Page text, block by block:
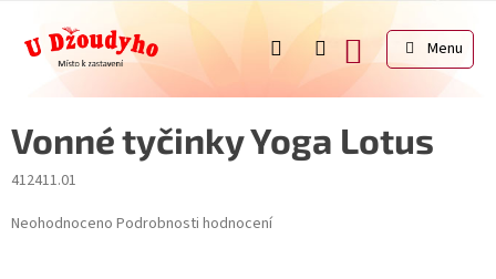
obsah
NÁKUPNÍ
KOŠÍK
Vonné tyčinky Yoga Lotus
412411.01
Průměrné
Neohodnoceno Podrobnosti hodnocení